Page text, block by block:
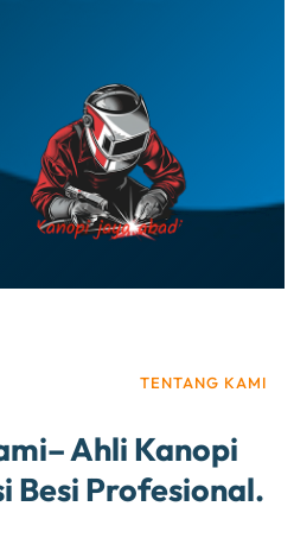
TENTANG KAMI
Ahli Kanopi
Besi Profesional.